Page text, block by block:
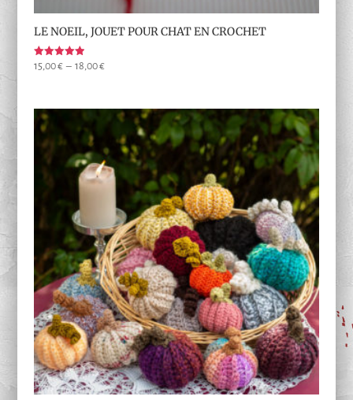
LE NOEIL, JOUET POUR CHAT EN CROCHET
Note
5.00
15,00€ – 18,00€Plage
15,00 €
18,00 €